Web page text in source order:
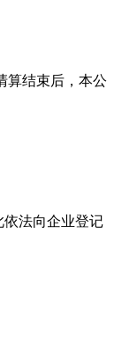
算结束后，本公
法向企业登记